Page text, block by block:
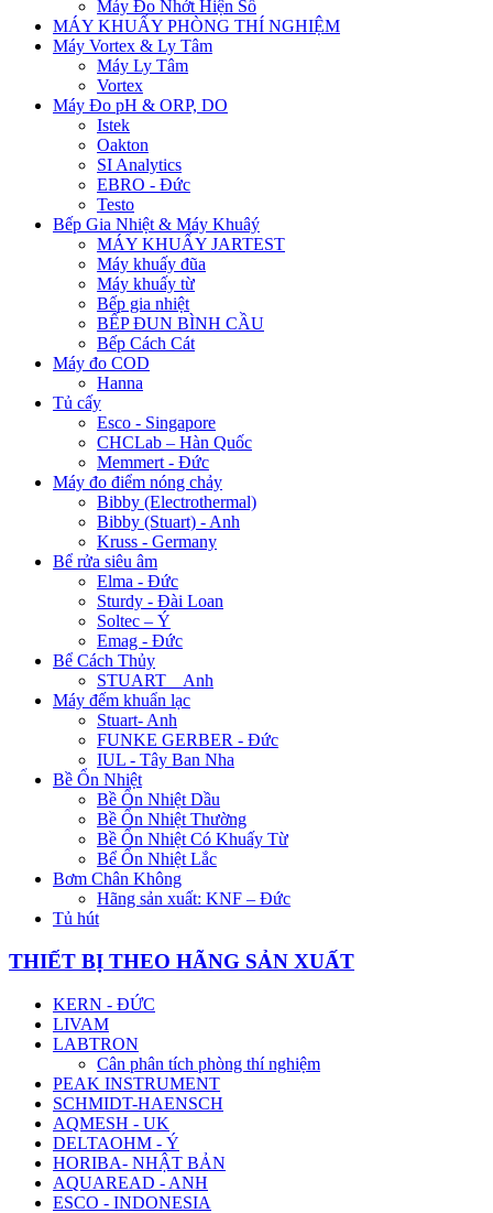
Máy Đo Nhớt Hiện Số
MÁY KHUẤY PHÒNG THÍ NGHIỆM
Máy Vortex & Ly Tâm
Máy Ly Tâm
Vortex
Máy Đo pH & ORP, DO
Istek
Oakton
SI Analytics
EBRO - Đức
Testo
Bếp Gia Nhiệt & Máy Khuâý
MÁY KHUẤY JARTEST
Máy khuấy đũa
Máy khuấy từ
Bếp gia nhiệt
BẾP ĐUN BÌNH CẦU
Bếp Cách Cát
Máy đo COD
Hanna
Tủ cấy
Esco - Singapore
CHCLab – Hàn Quốc
Memmert - Đức
Máy đo điểm nóng chảy
Bibby (Electrothermal)
Bibby (Stuart) - Anh
Kruss - Germany
Bể rửa siêu âm
Elma - Đức
Sturdy - Đài Loan
Soltec – Ý
Emag - Đức
Bể Cách Thủy
STUART _ Anh
Máy đếm khuẩn lạc
Stuart- Anh
FUNKE GERBER - Đức
IUL - Tây Ban Nha
Bề Ổn Nhiệt
Bề Ổn Nhiệt Dầu
Bề Ổn Nhiệt Thường
Bề Ổn Nhiệt Có Khuấy Từ
Bể Ổn Nhiệt Lắc
Bơm Chân Không
Hãng sản xuất: KNF – Đức
Tủ hút
THIẾT BỊ THEO HÃNG SẢN XUẤT
KERN - ĐỨC
LIVAM
LABTRON
Cân phân tích phòng thí nghiệm
PEAK INSTRUMENT
SCHMIDT-HAENSCH
AQMESH - UK
DELTAOHM - Ý
HORIBA- NHẬT BẢN
AQUAREAD - ANH
ESCO - INDONESIA